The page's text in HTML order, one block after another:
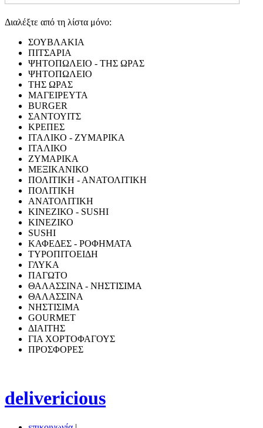
Διαλέξτε από τη λίστα μόνο:
ΣΟΥΒΛΑΚΙΑ
ΠΙΤΣΑΡΙΑ
ΨΗΤΟΠΩΛΕΙΟ - ΤΗΣ ΩΡΑΣ
ΨΗΤΟΠΩΛΕΙΟ
ΤΗΣ ΩΡΑΣ
ΜΑΓΕΙΡΕΥΤΑ
BURGER
ΣΑΝΤΟΥΙΤΣ
ΚΡΕΠΕΣ
ΙΤΑΛΙΚΟ - ΖΥΜΑΡΙΚΑ
ΙΤΑΛΙΚΟ
ΖΥΜΑΡΙΚΑ
ΜΕΞΙΚΑΝΙΚΟ
ΠΟΛΙΤΙΚΗ - ΑΝΑΤΟΛΙΤΙΚΗ
ΠΟΛΙΤΙΚΗ
ΑΝΑΤΟΛΙΤΙΚΗ
ΚΙΝΕΖΙΚΟ - SUSHI
ΚΙΝΕΖΙΚΟ
SUSHI
ΚΑΦΕΔΕΣ - ΡΟΦΗΜΑΤΑ
ΤΥΡΟΠΙΤΟΕΙΔΗ
ΓΛΥΚΑ
ΠΑΓΩΤΟ
ΘΑΛΑΣΣΙΝΑ - ΝΗΣΤΙΣΙΜΑ
ΘΑΛΑΣΣΙΝΑ
ΝΗΣΤΙΣΙΜΑ
GOURMET
ΔΙΑΙΤΗΣ
ΓΙΑ ΧΟΡΤΟΦΑΓΟΥΣ
ΠΡΟΣΦΟΡΕΣ
delivericious